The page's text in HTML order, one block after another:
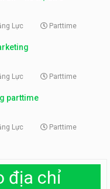
Lực Parttime
Lực Parttime
parttime
Lực Parttime
địa chỉ